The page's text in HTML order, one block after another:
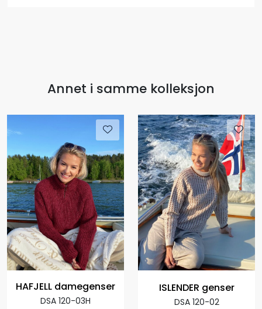
Annet i samme kolleksjon
HAFJELL damegenser
DSA 120-03H
ISLENDER genser
DSA 120-02